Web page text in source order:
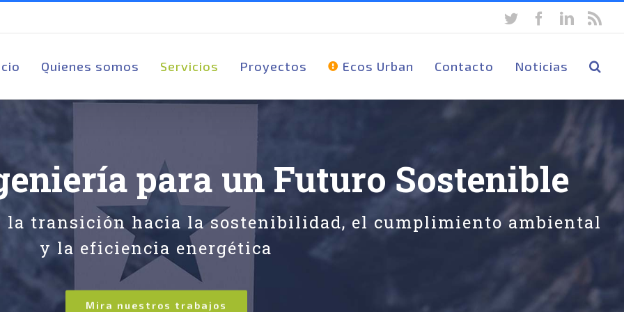
twitter facebook
linkedin
Quienes somos Servicios Proyectos Ecos Urban Contacto Noticias
para un Futuro Sostenible
la transición hacia la sostenibilidad, el cumplimiento ambiental
y la eficiencia energética
Mira nuestros trabajos